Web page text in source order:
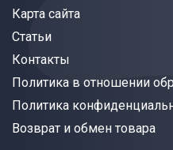
Карта сайта
Статьи
Контакты
Политика в отношении
Политика
Возврат и обмен товара